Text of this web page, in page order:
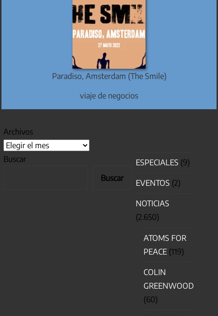
Paradiso, Amsterdam (The Smile)
viaje de negocios
Archivos
Buscar
Buscar
ESPECIALES (9)
EVENTOS (2)
NOTICIAS
(2.650)
ATOMS FOR
PEACE (119)
COLIN
GREENWOOD
(60)